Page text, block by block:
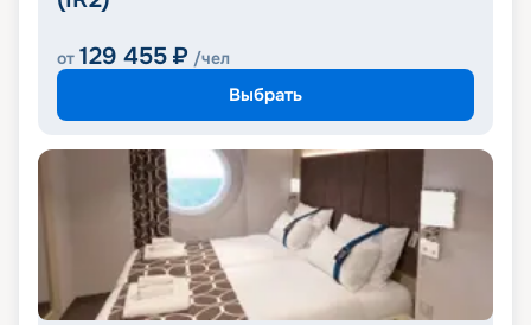
от 129 455 ₽ /чел
Выбрать